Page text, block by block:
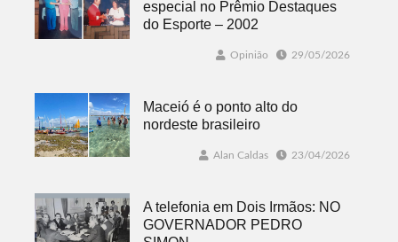
especial no Prêmio Destaques
do Esporte – 2002
Opinião 29/05/2026
Maceió é o ponto alto do
nordeste brasileiro
Alan Caldas 23/04/2026
A telefonia em Dois Irmãos: NO
GOVERNADOR PEDRO